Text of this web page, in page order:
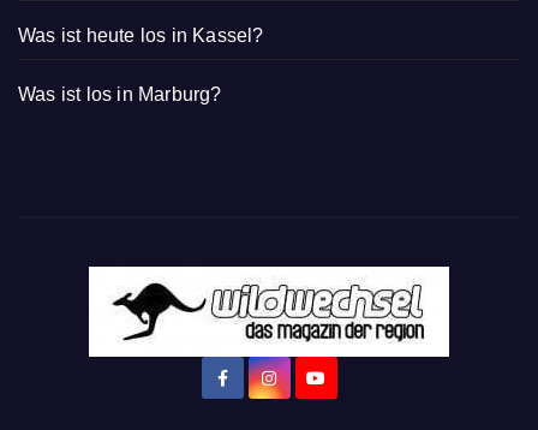
Was ist heute los in Kassel?
Was ist los in Marburg?